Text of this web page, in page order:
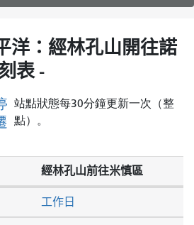
行
式
洋：經林孔山開往諾
表 -
站點狀態每30分鐘更新一次（整
點）。
經林孔山前往米慎區
工作日